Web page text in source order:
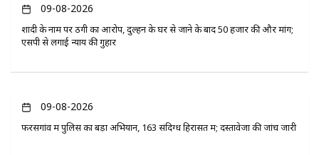
09-08-2026
शादी के नाम पर ठगी का आरोप, दुल्हन के घर से जाने के बाद 50 हजार की और मांग;
एसपी से लगाई न्याय की गुहार
09-08-2026
फरसगांव में पुलिस का बड़ा अभियान, 163 संदिग्ध हिरासत में; दस्तावेजों की जांच जारी